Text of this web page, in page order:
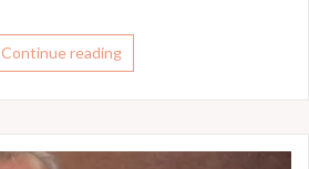
Continue reading